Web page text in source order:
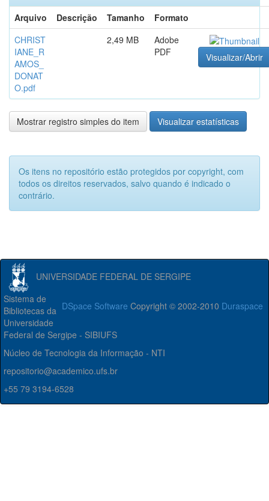
Arquivo
Descrição Tamanho
Formato
CHRIST
IANE_R
AMOS_
DONAT
O.pdf
2,49 MB
Adobe
PDF
Visualizar/Abrir
Mostrar registro simples do item Visualizar estatísticas
Os itens no repositório estão protegidos por copyright, com
todos os direitos reservados, salvo quando é indicado o
contrário.
UNIVERSIDADE FEDERAL DE SERGIPE
DSpace Software Copyright © 2002-2010 Duraspace
Sistema de
Bibliotecas da
Universidade
Federal de Sergipe - SIBIUFS
Núcleo de Tecnologia da Informação - NTI
repositorio@academico.ufs.br
+55 79 3194-6528